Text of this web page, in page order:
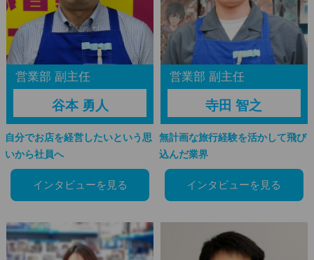
営業部 副主任
谷本 勇人
自分でお店を経営したいという思
いから社員へ
インタビューを見る
営業部 副主任
寺田 智之
無計画な旅行経験を活かして飛び
込んだ業界
インタビューを見る